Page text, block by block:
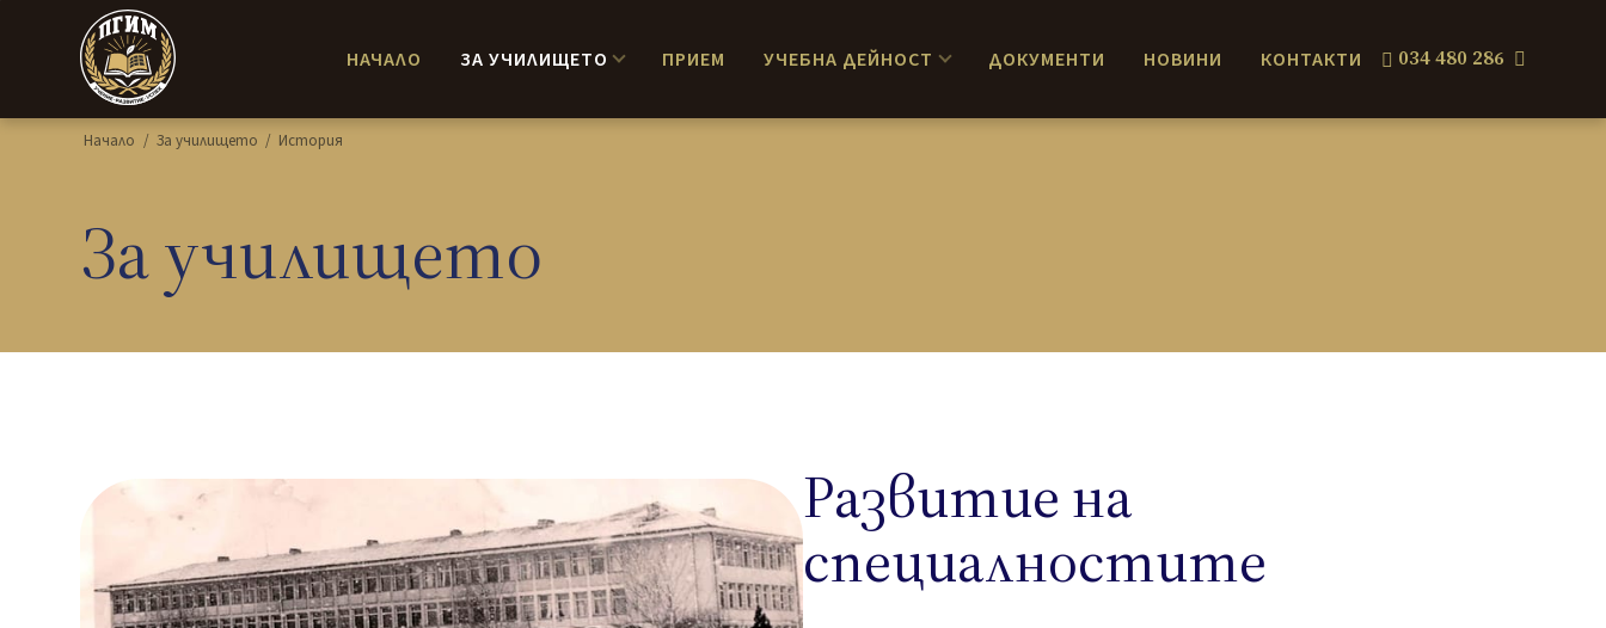
Начало / За училището / История
НАЧАЛО ЗА УЧИЛИЩЕТО ПРИЕМ УЧЕБНА ДЕЙНОСТ ДОКУМЕНТИ НОВИНИ КОНТАКТИ 034 480 286
За училището
Развитие на
специалностите